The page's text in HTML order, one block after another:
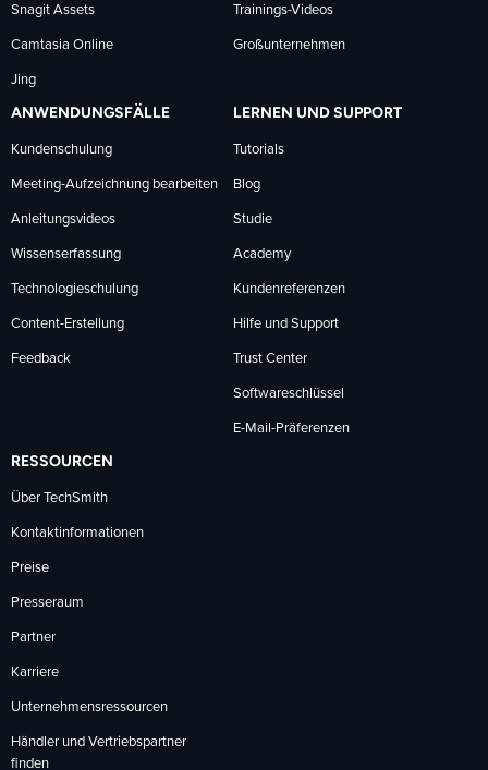
Snagit Assets
Camtasia Online
Jing
Trainings-Videos
Großunternehmen
ANWENDUNGSFÄLLE
Kundenschulung
Meeting-Aufzeichnung bearbeiten
Anleitungsvideos
Wissenserfassung
Technologieschulung
Content-Erstellung
Feedback
LERNEN UND SUPPORT
Tutorials
Blog
Studie
Academy
Kundenreferenzen
Hilfe und Support
Trust Center
Softwareschlüssel
E-Mail-Präferenzen
RESSOURCEN
Über TechSmith
Kontaktinformationen
Preise
Presseraum
Partner
Karriere
Unternehmensressourcen
Händler und Vertriebspartner
finden